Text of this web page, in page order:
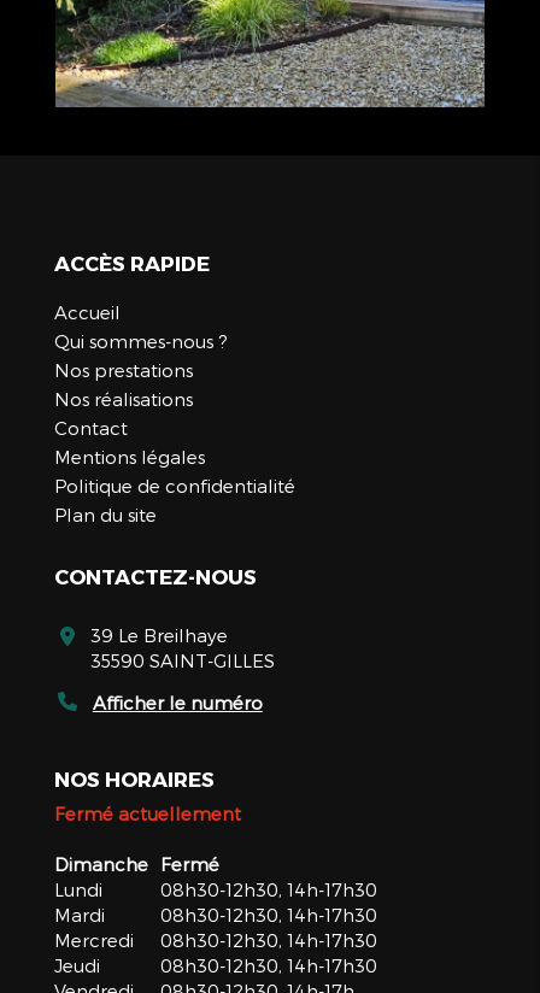
ACCÈS RAPIDE
Accueil
Qui sommes-nous ?
Nos prestations
Nos réalisations
Contact
Mentions légales
Politique de confidentialité
Plan du site
CONTACTEZ-NOUS
39 Le Breilhaye
35590 SAINT-GILLES
Afficher le numéro
NOS HORAIRES
Fermé actuellement
Dimanche
Fermé
Lundi
08h30-12h30, 14h-17h30
Mardi
08h30-12h30, 14h-17h30
Mercredi
08h30-12h30, 14h-17h30
Jeudi
08h30-12h30, 14h-17h30